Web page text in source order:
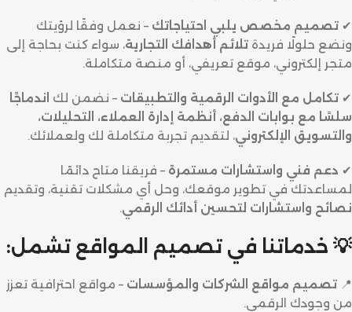
✔ تصميم مخصص يلبي احتياجاتك – نعمل وفقًا لرؤيتك
ونضع حلولًا فريدة تلائم أهدافك التجارية، سواء كنت بحاجة إلى
متجر إلكتروني، موقع تعريفي، أو منصة متكاملة.
✔ تكامل مع الأدوات الرقمية والتطبيقات – نضمن لك اندماجًا
سلسًا مع بوابات الدفع، أنظمة إدارة العملاء، التحليلات،
والتسويق الإلكتروني، لتقديم تجربة متكاملة لك ولعملائك.
✔ دعم فني واستشارات مستمرة – فريقنا متاح دائمًا
لمساعدتك في تطوير موقعك، وحل أي مشكلات تقنية، وتقديم
نصائح واستشارات لتحسين أدائك الرقمي.
💡 خدماتنا في تصميم المواقع تشمل:
📍 تصميم مواقع الشركات والمؤسسات – مواقع احترافية تعزز
من وجودك الرقمي.